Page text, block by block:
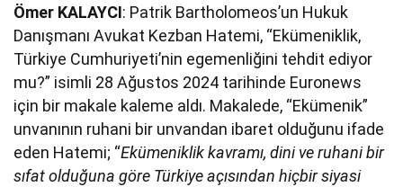
Ömer KALAYCI: Patrik Bartholomeos’un Hukuk
Danışmanı Avukat Kezban Hatemi, “Ekümeniklik,
Türkiye Cumhuriyeti’nin egemenliğini tehdit ediyor
mu?” isimli 28 Ağustos 2024 tarihinde Euronews
için bir makale kaleme aldı. Makalede, “Ekümenik”
unvanının ruhani bir unvandan ibaret olduğunu ifade
eden Hatemi; “Ekümeniklik kavramı, dini ve ruhani bir
sıfat olduğuna göre Türkiye açısından hiçbir siyasi